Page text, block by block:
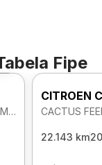
Fipe
CACTUS FEEL PACK 1.6 16V FLEX AUTOMATICO
CITROEN
CACTUS
22.143 km